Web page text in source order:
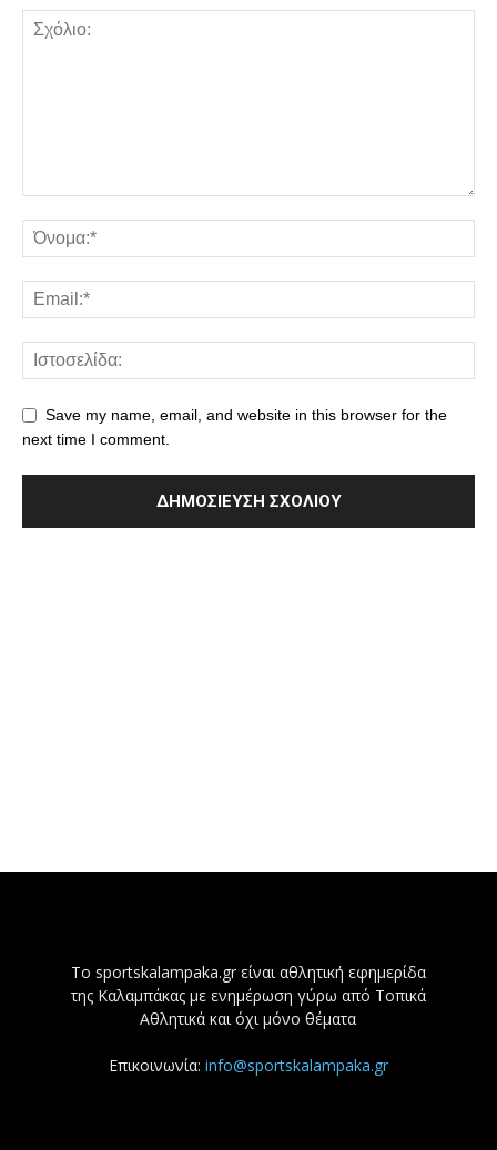
Save my name, email, and website in this browser for the
next time I comment.
Το sportskalampaka.gr είναι αθλητική εφημερίδα
της Καλαμπάκας με ενημέρωση γύρω από Τοπικά
Αθλητικά και όχι μόνο θέματα
Επικοινωνία: info@sportskalampaka.gr